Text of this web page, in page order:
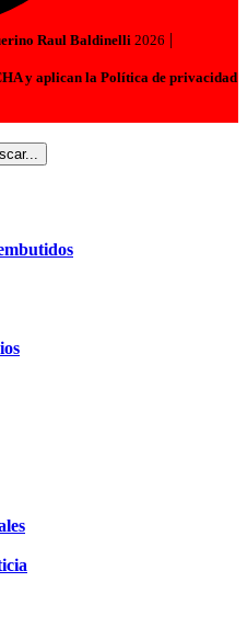
Raul Baldinelli 2026 |
y aplican la Política de privacidad